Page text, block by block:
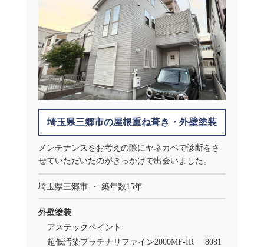
埼玉県三郷市の屋根重ね葺き・外壁塗装
メンテナンスをお考えの際にヤネカベで診断をさ
せていただいたのがきっかけで出会いました。
埼玉県三郷市 築年数15年
外壁塗装
アステックペイント
超低汚染プラチナリファイン2000MF-IR
8081